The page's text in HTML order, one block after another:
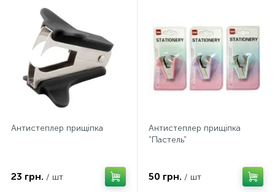
Антистеплер прищіпка
23 грн. / шт
Антистеплер прищіпка
"Пастель"
50 грн. / шт